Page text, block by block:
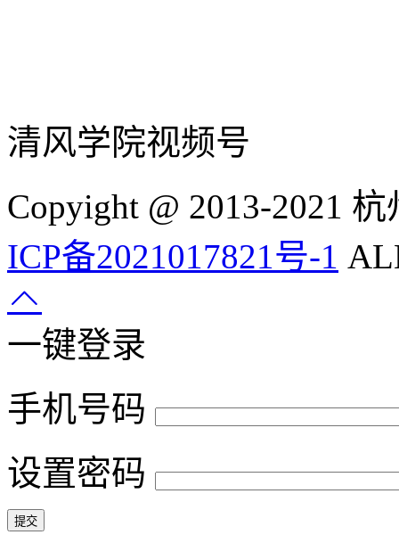
清风学院视频号
Copyight @ 2013-2021
ICP备2021017821号-1
一键登录
手机号码
设置密码